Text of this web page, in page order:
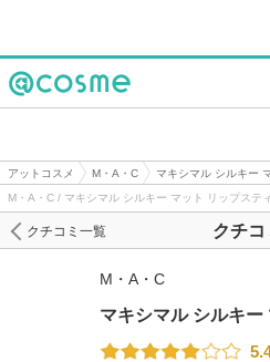
アットコスメ M・A・C マキシマル シルキー
M・A・C / マキシマル シルキー マット リップステ
クチコ
クチコミ一覧
M・A・C
マキシマル シルキー